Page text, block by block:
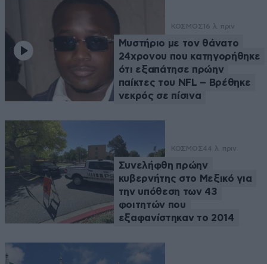
ΚΟΣΜΟΣ 16 λ. πριν
Μυστήριο με τον θάνατο
24χρονου που κατηγορήθηκε
ότι εξαπάτησε πρώην
παίκτες του NFL – Βρέθηκε
νεκρός σε πίσινα
ΚΟΣΜΟΣ44 λ. πριν
Συνελήφθη πρώην
κυβερνήτης στο Μεξικό για
την υπόθεση των 43
φοιτητών που
εξαφανίστηκαν το 2014